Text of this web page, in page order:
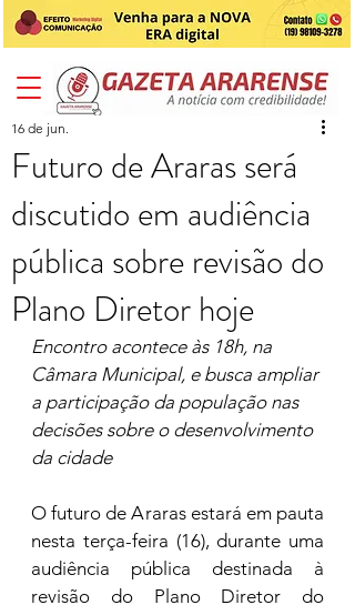
Futuro de Araras será
discutido em audiência
pública sobre revisão do
Plano Diretor hoje
16 de jun.
Encontro acontece às 18h, na
Câmara Municipal, e busca ampliar
a participação da população nas
decisões sobre o desenvolvimento
da cidade
O futuro de Araras estará em pauta
nesta terça-feira (16), durante uma
audiência pública destinada à
revisão do Plano Diretor do